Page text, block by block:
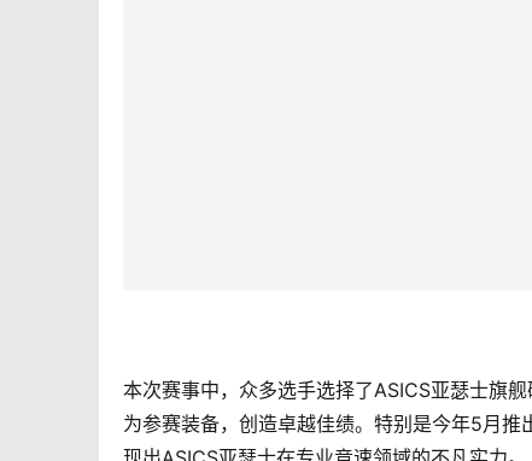
本次赛事中，众多选手选择了ASICS亚瑟士旗
为参赛装备，创造卓越佳绩。特别是今年5月